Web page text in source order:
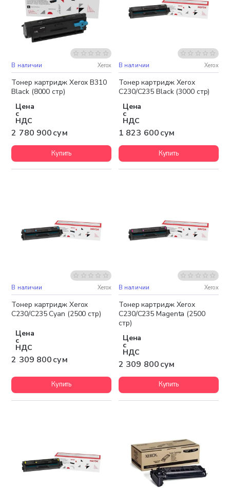
Бесплатная доставка
В наличии Xerox
Тонер картридж Xerox B310
Black (8000 стр)
Цена
с
НДС
2 780 900 сум
Купить
Бесплатная доставка
В наличии Xerox
Тонер картридж Xerox
C230/C235 Black (3000 стр)
Цена
с
НДС
1 823 600 сум
Купить
Бесплатная доставка
В наличии Xerox
Тонер картридж Xerox
C230/C235 Cyan (2500 стр)
Цена
с
НДС
2 309 800 сум
Купить
Бесплатная доставка
В наличии Xerox
Тонер картридж Xerox
C230/C235 Magenta (2500
стр)
Цена
с
НДС
2 309 800 сум
Купить